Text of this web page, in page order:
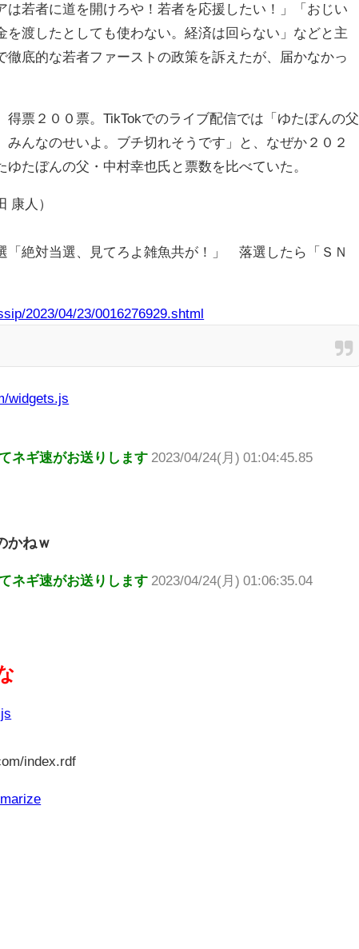
若者に道を開けろや！若者を応援したい！」「おじい
を渡したとしても使わない。経済は回らない」などと主
徹底的な若者ファーストの政策を訴えたが、届かなかっ
票２００票。TikTokでのライブ配信では「ゆたぼんの父
みんなのせいよ。ブチ切れそうです」と、なぜか２０２
ゆたぼんの父・中村幸也氏と票数を比べていた。
康人）
絶対当選、見てろよ雑魚共が！」 落選したら「ＳＮ
2023/04/23/0016276929.shtml
widgets.js
ネギ速がお送りします 2023/04/24(月) 01:04:45.85
かねｗ
ネギ速がお送りします 2023/04/24(月) 01:06:35.04
index.rdf